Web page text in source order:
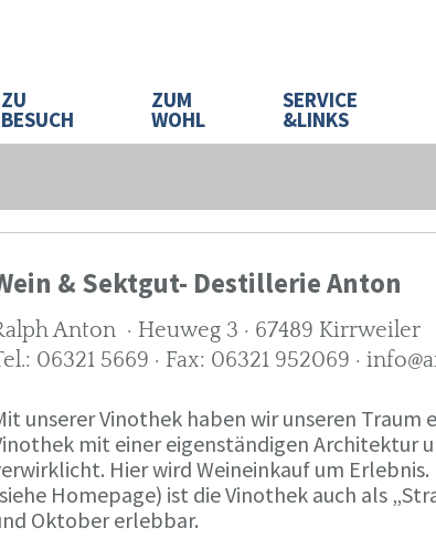
ZU
BESUCH
ZUM
WOHL
SERVICE
&LINKS
& Sektgut- Destillerie Anton
Anton · Heuweg 3 · 67489 Kirrweiler
06321 5669 · Fax: 06321 952069 ·
unserer Vinothek haben wir unseren
mit einer eigenständigen Architektur
Hier wird Weineinkauf um
Homepage) ist die Vinothek auch als
Oktober erlebbar.